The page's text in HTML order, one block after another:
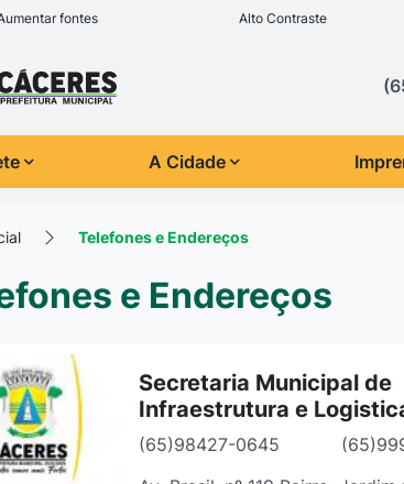
de atalhos e links
conteúdo [alt+1]
busca [alt+3]
rodapé [alt+4]
fontes Alto Contraste
do menu principal
A Cidade
Telefones e Endereços
e Endereços
Secretaria Municipal de
Infraestrutura e
(65)98427-0645